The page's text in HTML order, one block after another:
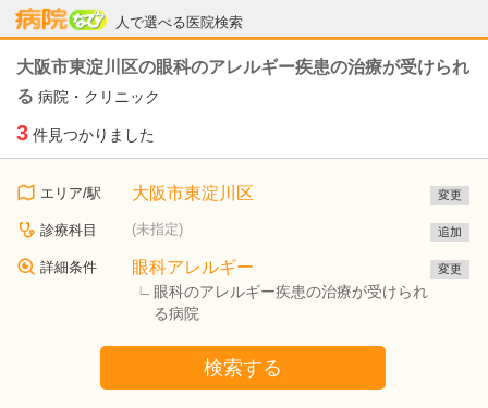
人で選べる医院検索
病院なび
大阪市東淀川区の眼科のアレルギー疾患の治療が受けられ
る 病院・クリニック
3 件見つかりました
エリア/駅 大阪市東淀川区 変更
診療科目 (未指定) 追加
詳細条件 眼科アレルギー
眼科のアレルギー疾患の治療が受けられ
る病院
変更
検索する